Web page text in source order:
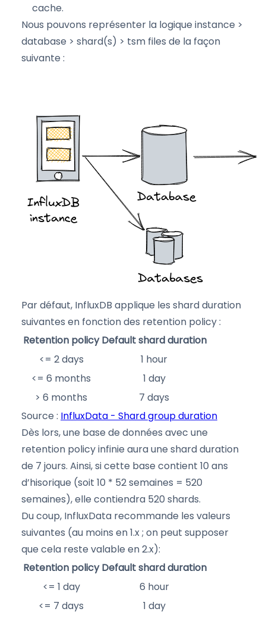
cache.
Nous pouvons représenter la logique instance >
database > shard(s) > tsm files de la façon
suivante :
Par défaut, InfluxDB applique les shard duration
suivantes en fonction des retention policy :
Retention policy Default shard duration
<= 2 days
1 hour
<= 6 months
1 day
> 6 months
7 days
Source : InfluxData - Shard group duration
Dès lors, une base de données avec une
retention policy infinie aura une shard duration
de 7 jours. Ainsi, si cette base contient 10 ans
d’hisorique (soit 10 * 52 semaines = 520
semaines), elle contiendra 520 shards.
Du coup, InfluxData recommande les valeurs
suivantes (au moins en 1.x ; on peut supposer
que cela reste valable en 2.x):
Retention policy Default shard duration
<= 1 day
6 hour
<= 7 days
1 day